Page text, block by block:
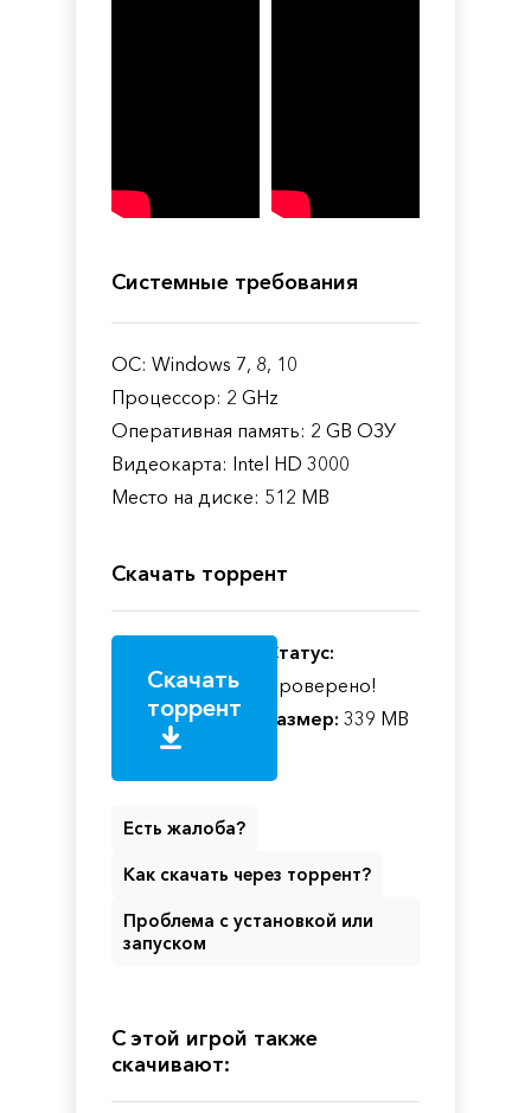
Системные требования
ОС: Windows 7, 8, 10
Процессор: 2 GHz
Оперативная память: 2 GB ОЗУ
Видеокарта: Intel HD 3000
Место на диске: 512 MB
Скачать торрент
Скачать
торрент
Статус:
Проверено!
Размер: 339 MB
Есть жалоба?
Как скачать через торрент?
Проблема с установкой или
запуском
С этой игрой также
скачивают: